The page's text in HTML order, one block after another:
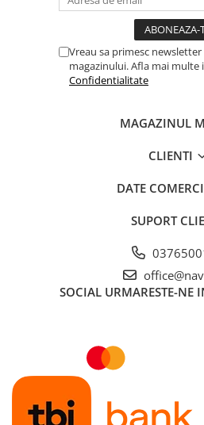
Vreau sa primesc
magazinului. Afla mai multe
Confidentialitate
MAGAZINUL
CLIENTI
DATE
SUPORT
SOCIAL URMARESTE-NE